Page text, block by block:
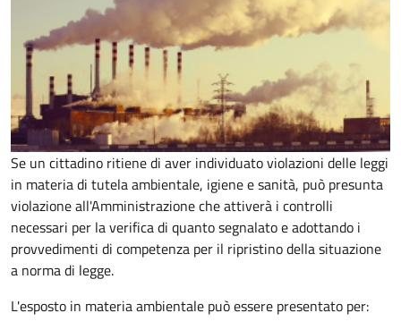
Se un cittadino ritiene di aver individuato violazioni delle leggi
in materia di tutela ambientale, igiene e sanità, può presunta
violazione all'Amministrazione che attiverà i controlli
necessari per la verifica di quanto segnalato e adottando i
provvedimenti di competenza per il ripristino della situazione
a norma di legge.
L'esposto in materia ambientale può essere presentato per: